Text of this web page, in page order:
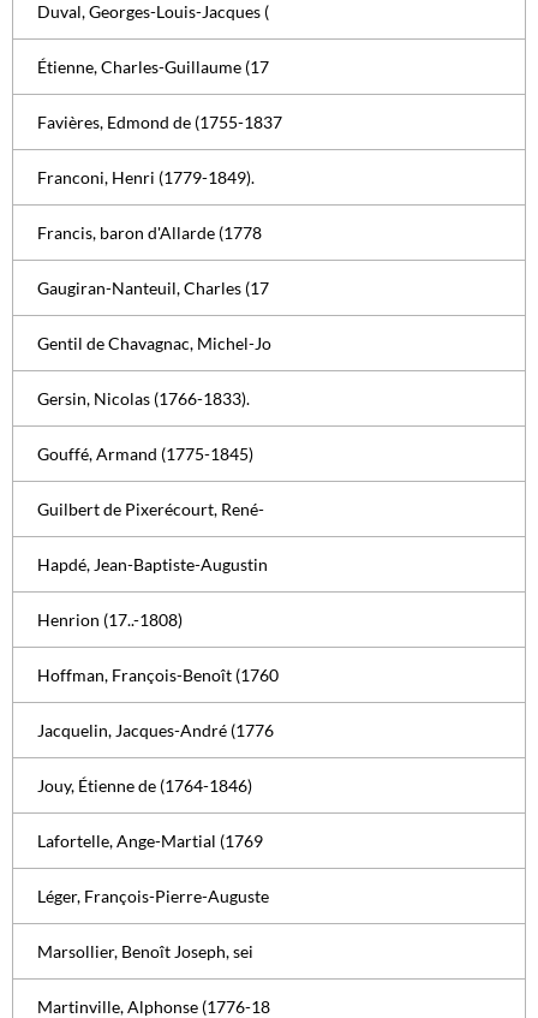
Duval, Georges-Louis-Jacques (
Étienne, Charles-Guillaume (17
Favières, Edmond de (1755-1837
Franconi, Henri (1779-1849).
Francis, baron d'Allarde (1778
Gaugiran-Nanteuil, Charles (17
Gentil de Chavagnac, Michel-Jo
Gersin, Nicolas (1766-1833).
Gouffé, Armand (1775-1845)
Guilbert de Pixerécourt, René-
Hapdé, Jean-Baptiste-Augustin
Henrion (17..-1808)
Hoffman, François-Benoît (1760
Jacquelin, Jacques-André (1776
Jouy, Étienne de (1764-1846)
Lafortelle, Ange-Martial (1769
Léger, François-Pierre-Auguste
Marsollier, Benoît Joseph, sei
Martinville, Alphonse (1776-18